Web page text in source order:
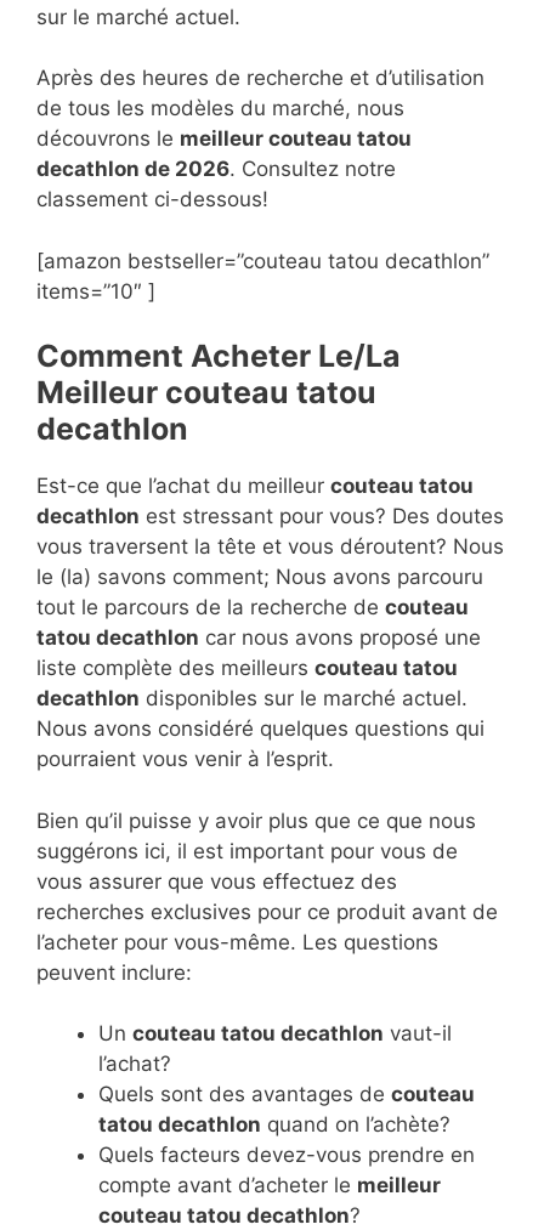
sur le marché actuel.
Après des heures de recherche et d’utilisation
de tous les modèles du marché, nous
découvrons le meilleur couteau tatou
decathlon de 2026. Consultez notre
classement ci-dessous!
[amazon bestseller=”couteau tatou decathlon”
items=”10″ ]
Comment Acheter Le/La
Meilleur couteau tatou
decathlon
Est-ce que l’achat du meilleur couteau tatou
decathlon est stressant pour vous? Des doutes
vous traversent la tête et vous déroutent? Nous
le (la) savons comment; Nous avons parcouru
tout le parcours de la recherche de couteau
tatou decathlon car nous avons proposé une
liste complète des meilleurs couteau tatou
decathlon disponibles sur le marché actuel.
Nous avons considéré quelques questions qui
pourraient vous venir à l’esprit.
Bien qu’il puisse y avoir plus que ce que nous
suggérons ici, il est important pour vous de
vous assurer que vous effectuez des
recherches exclusives pour ce produit avant de
l’acheter pour vous-même. Les questions
peuvent inclure:
Un couteau tatou decathlon vaut-il
l’achat?
Quels sont des avantages de couteau
tatou decathlon quand on l’achète?
Quels facteurs devez-vous prendre en
compte avant d’acheter le meilleur
couteau tatou decathlon?